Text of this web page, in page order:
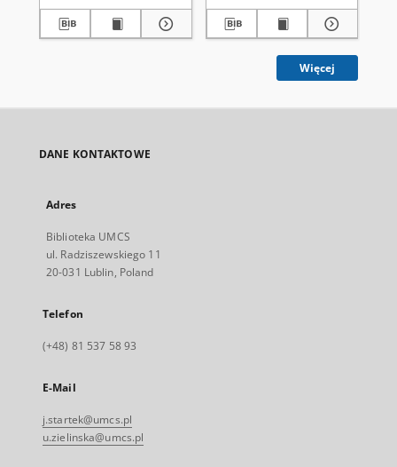
Więcej
DANE KONTAKTOWE
Adres
Biblioteka UMCS
ul. Radziszewskiego 11
20-031 Lublin, Poland
Telefon
(+48) 81 537 58 93
E-Mail
j.startek@umcs.pl
u.zielinska@umcs.pl